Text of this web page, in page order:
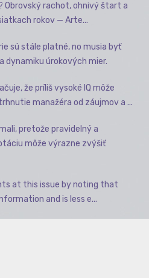
Obrovský rachot, ohnivý štart a
rokov — Arte...
sú stále platné, no musia byť
dynamiku úrokových mier.
že príliš vysoké IQ môže
manažéra od záujmov a ...
pretože pravidelný a
môže výrazne zvýšiť
at this issue by noting that
and is less e...